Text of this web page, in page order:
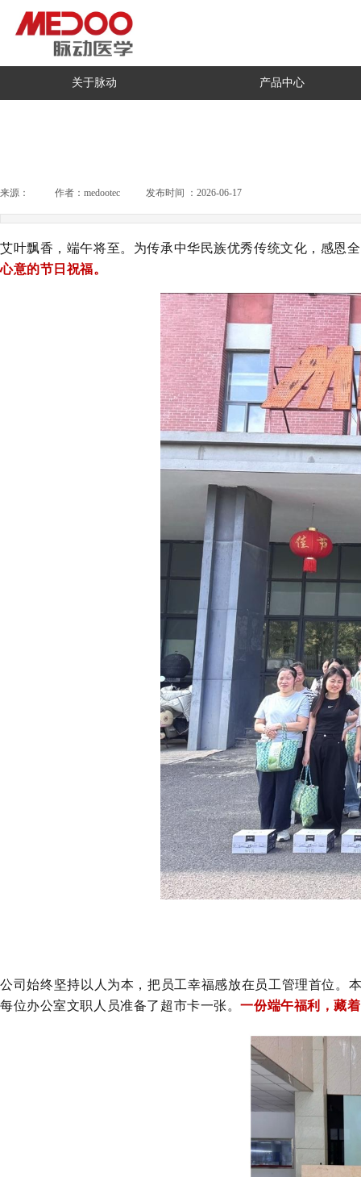
关于脉动 产品中心
来源： 作者： medootec 发布时间 ： 2026-06-17
艾叶飘香，端午将至。为传承中华民族优秀传统文化，感恩
心意的节日祝福。
公司始终坚持以人为本，把员工幸福感放在员工管理首位。
每位办公室文职人员准备了超市卡一张。一份端午福利，藏